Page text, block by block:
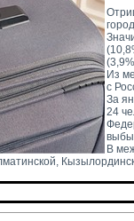
Из
с
За
24
В